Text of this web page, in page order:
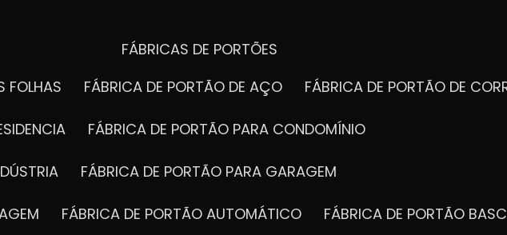
FÁBRICAS DE PORTÕES
FOLHAS
FÁBRICA DE PORTÃO DE AÇO FÁBRICA DE PORTÃO DE
FÁBRICA DE PORTÃO PARA CONDOMÍNIO
FÁBRICA DE PORTÃO PARA GARAGEM
FÁBRICA DE PORTÃO AUTOMÁTICO FÁBRICA DE PORTÃO